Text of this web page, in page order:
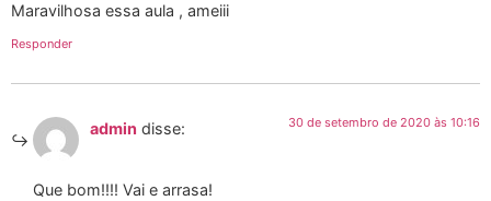
Maravilhosa essa aula , ameiii
Responder
admin disse: 30 de setembro de 2020 às 10:16
Que bom!!!! Vai e arrasa!